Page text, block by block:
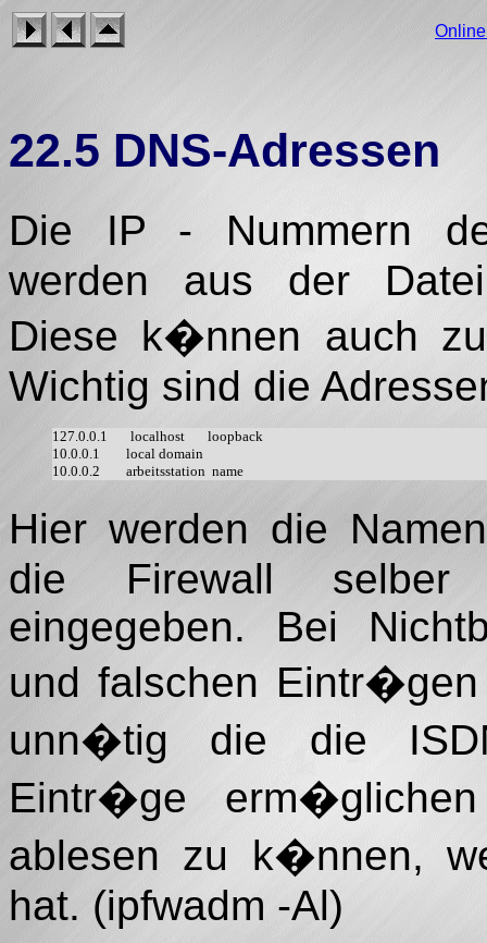
22.5 DNS-Adressen
Die IP - Nummern
werden aus der Datei
Diese k�nnen auch
Wichtig sind die
127.0.0.1       localhost       loopback
10.0.0.1        local domain
Hier werden die
die Firewall selber
eingegeben. Bei
und falschen
unn�tig die die
Eintr�ge
ablesen zu k�nnen,
hat. (ipfwadm -Al)